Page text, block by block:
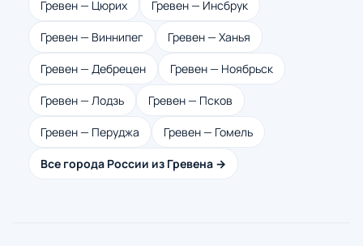
Гревен — Цюрих Гревен — Инсбрук
Гревен — Виннипег Гревен — Ханья
Гревен — Дебрецен Гревен — Ноябрьск
Гревен — Лодзь Гревен — Псков
Гревен — Перуджа Гревен — Гомель
Все города России из Гревена →